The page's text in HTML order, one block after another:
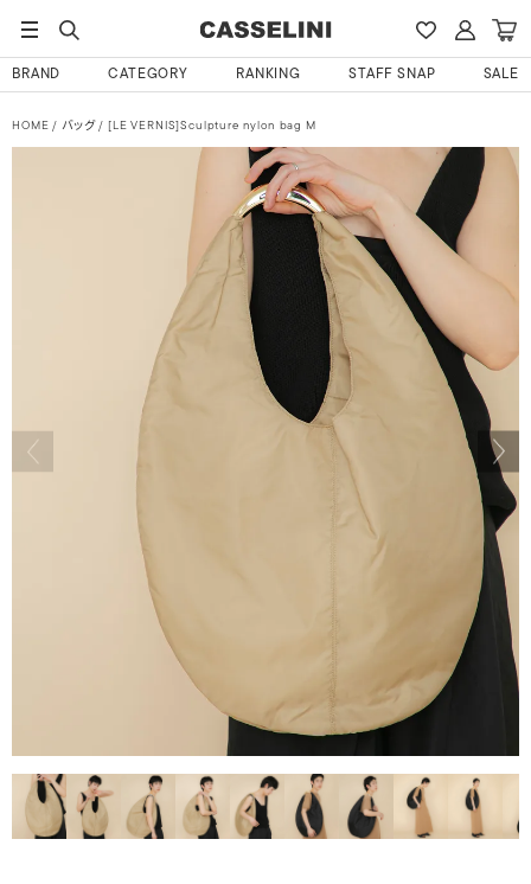
BRAND CATEGORY RANKING STAFF SNAP SALE
HOME バッグ [LE VERNIS]Sculpture nylon bag M